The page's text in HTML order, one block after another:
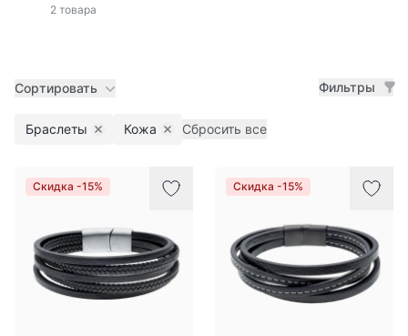
2 товара
Сортировать Фильтры
Браслеты Remove filter
Кожа Remove filter
Сбросить все
Товары
Скидка -15% Скидка -15%